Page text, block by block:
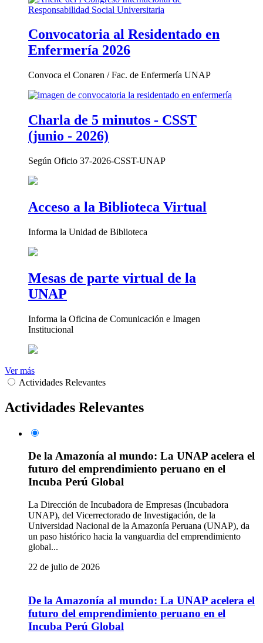
Convocatoria al Residentado en
Enfermería 2026
Convoca el Conaren / Fac. de Enfermería UNAP
Charla de 5 minutos - CSST
(junio - 2026)
Según Oficio 37-2026-CSST-UNAP
Acceso a la Biblioteca Virtual
Informa la Unidad de Biblioteca
Mesas de parte virtual de la
UNAP
Informa la Oficina de Comunicación e Imagen
Institucional
Ver más
Actividades Relevantes
Actividades Relevantes
De la Amazonía al mundo: La UNAP acelera el
futuro del emprendimiento peruano en el
Incuba Perú Global
La Dirección de Incubadora de Empresas (Incubadora
UNAP), del Vicerrectorado de Investigación, de la
Universidad Nacional de la Amazonía Peruana (UNAP), da
un paso histórico hacia la vanguardia del emprendimiento
global...
22 de julio de 2026
De la Amazonía al mundo: La UNAP acelera el
futuro del emprendimiento peruano en el
Incuba Perú Global